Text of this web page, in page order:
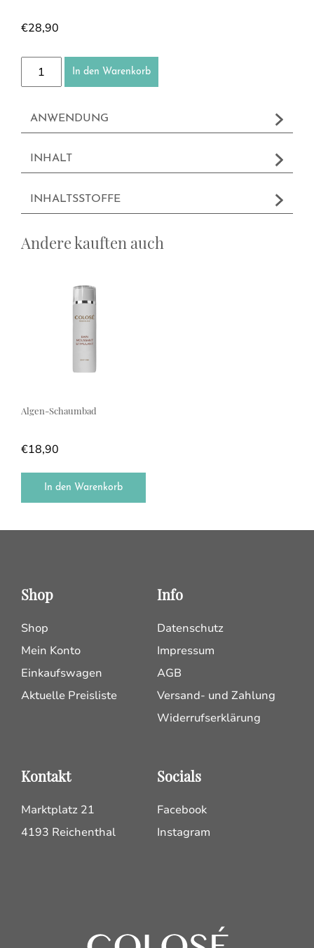
€28,90
Lotion Après Bain Menge
In den Warenkorb
ANWENDUNG
INHALT
INHALTSSTOFFE
Andere kauften auch
Algen-Schaumbad
€18,90
In den Warenkorb
Shop
Shop
Mein Konto
Einkaufswagen
Aktuelle Preisliste
Info
Datenschutz
Impressum
AGB
Versand- und Zahlung
Widerrufserklärung
Kontakt
Marktplatz 21
4193 Reichenthal
Socials
Facebook
Instagram